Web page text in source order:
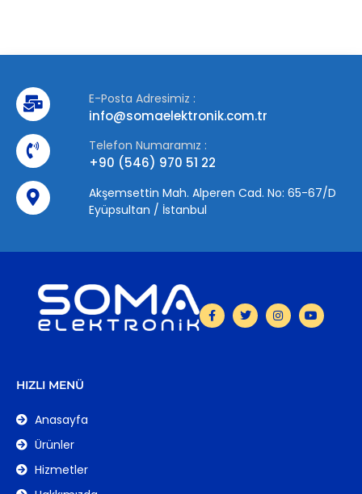
E-Posta Adresimiz :
info@somaelektronik.com.tr
Telefon Numaramız :
+90 (546) 970 51 22
Akşemsettin Mah. Alperen Cad. No: 65-67/D
Eyüpsultan / İstanbul
HIZLI MENÜ
Anasayfa
Ürünler
Hizmetler